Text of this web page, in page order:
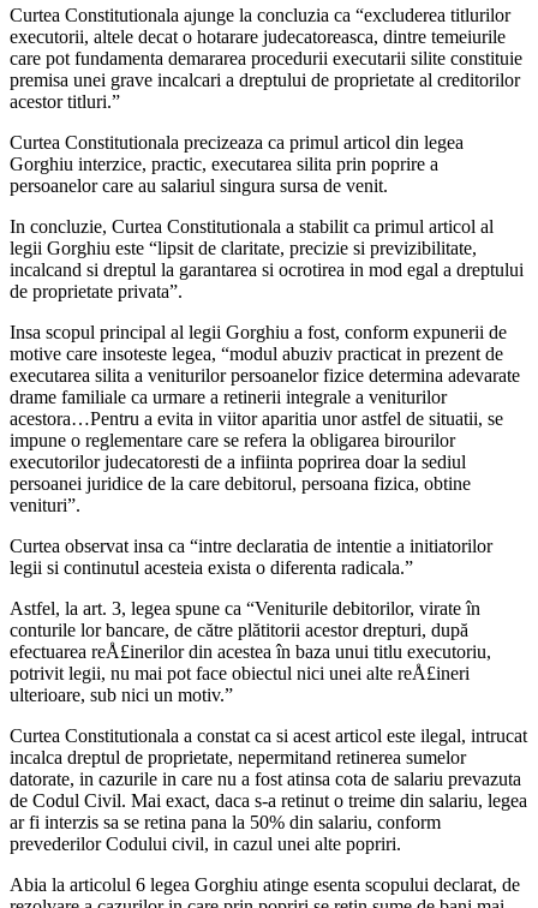
Curtea Constitutionala ajunge la concluzia ca “excluderea titlurilor
executorii, altele decat o hotarare judecatoreasca, dintre temeiurile
care pot fundamenta demararea procedurii executarii silite constituie
premisa unei grave incalcari a dreptului de proprietate al creditorilor
acestor titluri.”
Curtea Constitutionala precizeaza ca primul articol din legea
Gorghiu interzice, practic, executarea silita prin poprire a
persoanelor care au salariul singura sursa de venit.
In concluzie, Curtea Constitutionala a stabilit ca primul articol al
legii Gorghiu este “lipsit de claritate, precizie si previzibilitate,
incalcand si dreptul la garantarea si ocrotirea in mod egal a dreptului
de proprietate privata”.
Insa scopul principal al legii Gorghiu a fost, conform expunerii de
motive care insoteste legea, “modul abuziv practicat in prezent de
executarea silita a veniturilor persoanelor fizice determina adevarate
drame familiale ca urmare a retinerii integrale a veniturilor
acestora…Pentru a evita in viitor aparitia unor astfel de situatii, se
impune o reglementare care se refera la obligarea birourilor
executorilor judecatoresti de a infiinta poprirea doar la sediul
persoanei juridice de la care debitorul, persoana fizica, obtine
venituri”.
Curtea observat insa ca “intre declaratia de intentie a initiatorilor
legii si continutul acesteia exista o diferenta radicala.”
Astfel, la art. 3, legea spune ca “Veniturile debitorilor, virate în
conturile lor bancare, de către plătitorii acestor drepturi, după
efectuarea reÅ£inerilor din acestea în baza unui titlu executoriu,
potrivit legii, nu mai pot face obiectul nici unei alte reÅ£ineri
ulterioare, sub nici un motiv.”
Curtea Constitutionala a constat ca si acest articol este ilegal, intrucat
incalca dreptul de proprietate, nepermitand retinerea sumelor
datorate, in cazurile in care nu a fost atinsa cota de salariu prevazuta
de Codul Civil. Mai exact, daca s-a retinut o treime din salariu, legea
ar fi interzis sa se retina pana la 50% din salariu, conform
prevederilor Codului civil, in cazul unei alte popriri.
Abia la articolul 6 legea Gorghiu atinge esenta scopului declarat, de